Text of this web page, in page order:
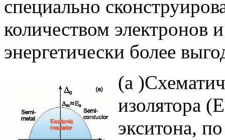
специально
количеством электронов
энергетически более
(а
изолятора
экситона,